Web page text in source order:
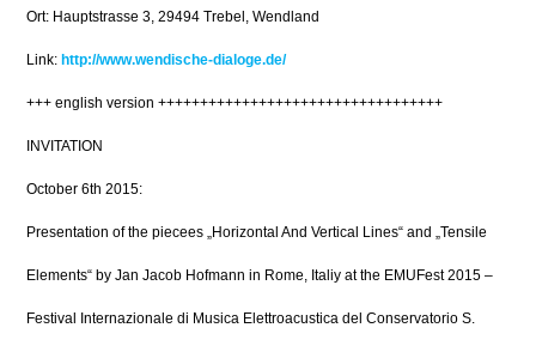
Ort: Hauptstrasse 3, 29494 Trebel, Wendland
Link: http://www.wendische-dialoge.de/
+++ english version ++++++++++++++++++++++++++++++++++
INVITATION
October 6th 2015:
Presentation of the piecees „Horizontal And Vertical Lines“ and „Tensile
Elements“ by Jan Jacob Hofmann in Rome, Italiy at the EMUFest 2015 –
Festival Internazionale di Musica Elettroacustica del Conservatorio S.